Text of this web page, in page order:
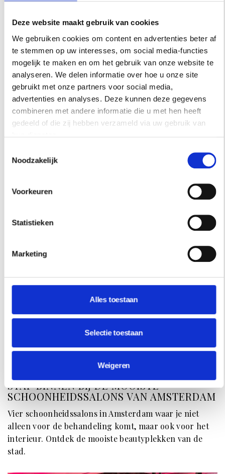
Deze website maakt gebruik van cookies
We gebruiken cookies om content en advertenties beter af
te stemmen op uw interesses, om social media-functies
mogelijk te maken en om het gebruik van onze website te
analyseren. We delen informatie over hoe u onze site
gebruikt met onze partners voor social media,
advertenties en analyses. Deze kunnen deze gegevens
combineren met andere informatie die u met hen heeft
gedeeld of die zij hebben verzameld via uw gebruik van
Noodzakelijk
Voorkeuren
Statistieken
Marketing
Alles toestaan
Selectie toestaan
Weigeren
Kijk dan ook eens op de website van
treinspecialist voor luxe treinreizen door heel
de wereld.
INSPIRATIE
STAP BINNEN BIJ DE MOOISTE
SCHOONHEIDSSALONS VAN AMSTERDAM
Vier schoonheidssalons in Amsterdam waar je niet
alleen voor de behandeling komt, maar ook voor het
interieur. Ontdek de mooiste beautyplekken van de
stad.